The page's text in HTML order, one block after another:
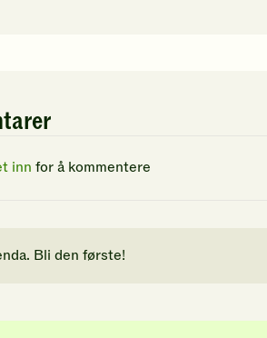
inn for å kommentere
Bli den første!